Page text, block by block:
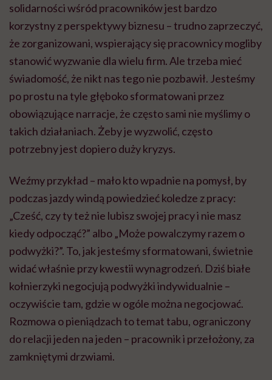
solidarności wśród pracowników jest bardzo
korzystny z perspektywy biznesu – trudno zaprzeczyć,
że zorganizowani, wspierający się pracownicy mogliby
stanowić wyzwanie dla wielu firm. Ale trzeba mieć
świadomość, że nikt nas tego nie pozbawił. Jesteśmy
po prostu na tyle głęboko sformatowani przez
obowiązujące narracje, że często sami nie myślimy o
takich działaniach. Żeby je wyzwolić, często
potrzebny jest dopiero duży kryzys.
Weźmy przykład – mało kto wpadnie na pomysł, by
podczas jazdy windą powiedzieć koledze z pracy:
„Cześć, czy ty też nie lubisz swojej pracy i nie masz
kiedy odpocząć?” albo „Może powalczymy razem o
podwyżki?”. To, jak jesteśmy sformatowani, świetnie
widać właśnie przy kwestii wynagrodzeń. Dziś białe
kołnierzyki negocjują podwyżki indywidualnie –
oczywiście tam, gdzie w ogóle można negocjować.
Rozmowa o pieniądzach to temat tabu, ograniczony
do relacji jeden na jeden – pracownik i przełożony, za
zamkniętymi drzwiami.